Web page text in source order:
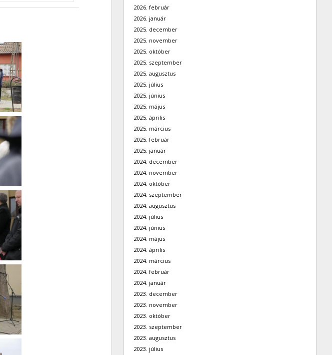
2026. február
2026. január
2025. december
2025. november
2025. október
2025. szeptember
2025. augusztus
2025. július
2025. június
2025. május
2025. április
2025. március
2025. február
2025. január
2024. december
2024. november
2024. október
2024. szeptember
2024. augusztus
2024. július
2024. június
2024. május
2024. április
2024. március
2024. február
2024. január
2023. december
2023. november
2023. október
2023. szeptember
2023. augusztus
2023. július